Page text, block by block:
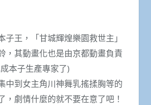
子王，「甘城輝煌樂園救世主」
，其動畫化也是由京都動畫負責
本子生產專家了)
中到女主角川神舞乳搖揉胸等的
，劇情什麼的就不要在意了吧！